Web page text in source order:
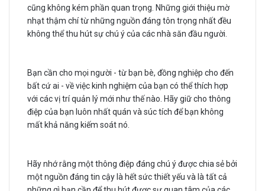
cũng không kém phần quan trọng. Những giới thiệu mờ
nhạt thậm chí từ những nguồn đáng tôn trọng nhất đều
không thể thu hút sự chú ý của các nhà săn đầu người.
Bạn cần cho mọi người - từ bạn bè, đồng nghiệp cho đến
bất cứ ai - về việc kinh nghiệm của bạn có thể thích hợp
với các vị trí quản lý mới như thế nào. Hãy giữ cho thông
điệp của bạn luôn nhất quán và súc tích để bạn không
mất khả năng kiếm soát nó.
Hãy nhớ rằng một thông điệp đáng chú ý được chia sẻ bởi
một nguồn đáng tin cậy là hết sức thiết yếu và là tất cả